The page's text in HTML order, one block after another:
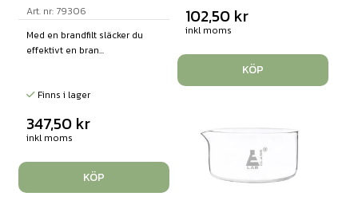
Art. nr: 79306
Med en brandfilt släcker du
effektivt en bran...
Finns i lager
347,50 kr
inkl moms
KÖP
102,50 kr
inkl moms
KÖP